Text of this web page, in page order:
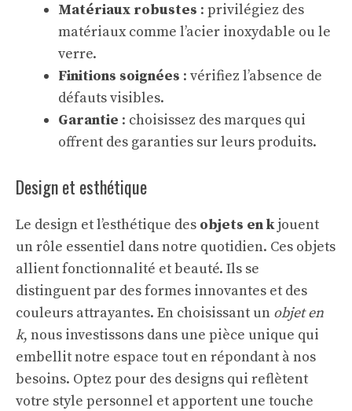
Matériaux robustes : privilégiez des
matériaux comme l’acier inoxydable ou le
verre.
Finitions soignées : vérifiez l’absence de
défauts visibles.
Garantie : choisissez des marques qui
offrent des garanties sur leurs produits.
Design et esthétique
Le design et l’esthétique des objets en kjouent
un rôle essentiel dans notre quotidien. Ces objets
allient fonctionnalité et beauté. Ils se
distinguent par des formes innovantes et des
couleurs attrayantes. En choisissant un objet en
k, nous investissons dans une pièce unique qui
embellit notre espace tout en répondant à nos
besoins. Optez pour des designs qui reflètent
votre style personnel et apportent une touche